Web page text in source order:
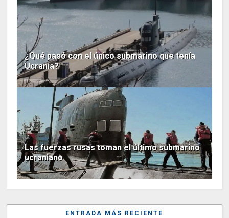
¿Qué pasó con el único submarino que tenía
Ucrania?
Las fuerzas rusas toman el último submarino
ucraniano
ENTRADA MÁS RECIENTE